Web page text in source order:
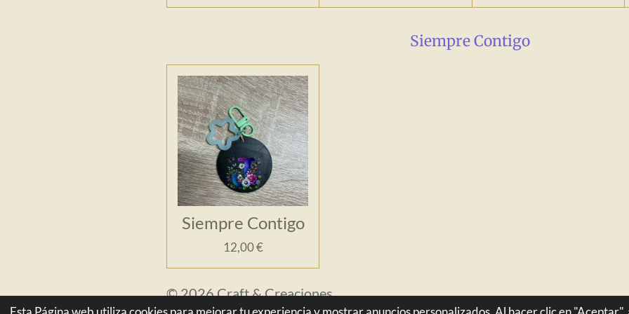
Siempre Contigo
Siempre Contigo
12,00 €
© 2026 Craft & Creaciones